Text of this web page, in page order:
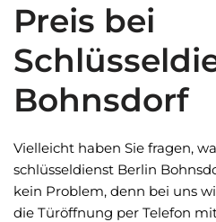
Preis bei
Bohnsdorf
Vielleicht haben Sie fragen,
schlüsseldienst Berlin
kein Problem, denn bei uns
die Türöffnung per Telefon